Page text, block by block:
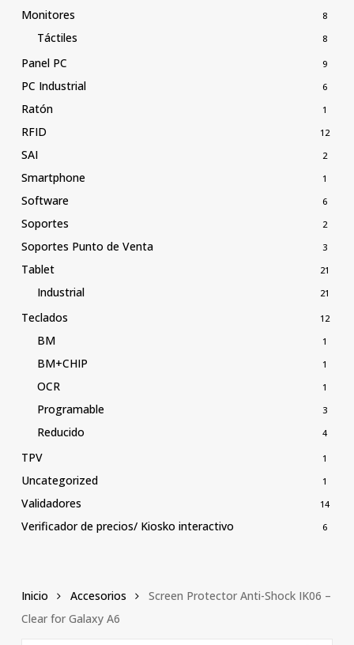
Monitores 8
Táctiles 8
Panel PC 9
PC Industrial 6
Ratón 1
RFID 12
SAI 2
Smartphone 1
Software 6
Soportes 2
Soportes Punto de Venta 3
Tablet 21
Industrial 21
Teclados 12
BM 1
BM+CHIP 1
OCR 1
Programable 3
Reducido 4
TPV 1
Uncategorized 1
Validadores 14
Verificador de precios/ Kiosko interactivo 6
Inicio Accesorios
Screen Protector Anti-Shock IK06 –
Clear for Galaxy A6